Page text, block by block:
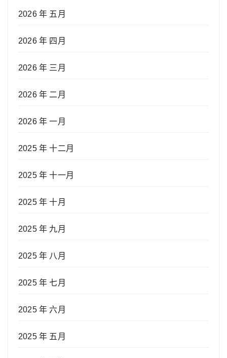
2026 年 五月
2026 年 四月
2026 年 三月
2026 年 二月
2026 年 一月
2025 年 十二月
2025 年 十一月
2025 年 十月
2025 年 九月
2025 年 八月
2025 年 七月
2025 年 六月
2025 年 五月